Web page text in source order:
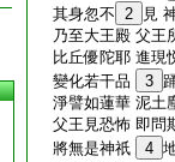
其身忽不 2
見
乃至大王殿 父王
比丘優陀耶 進現
變化若干品
3
淨譬如蓮華 泥土
父王見恐怖 即問
將無是神祇
4